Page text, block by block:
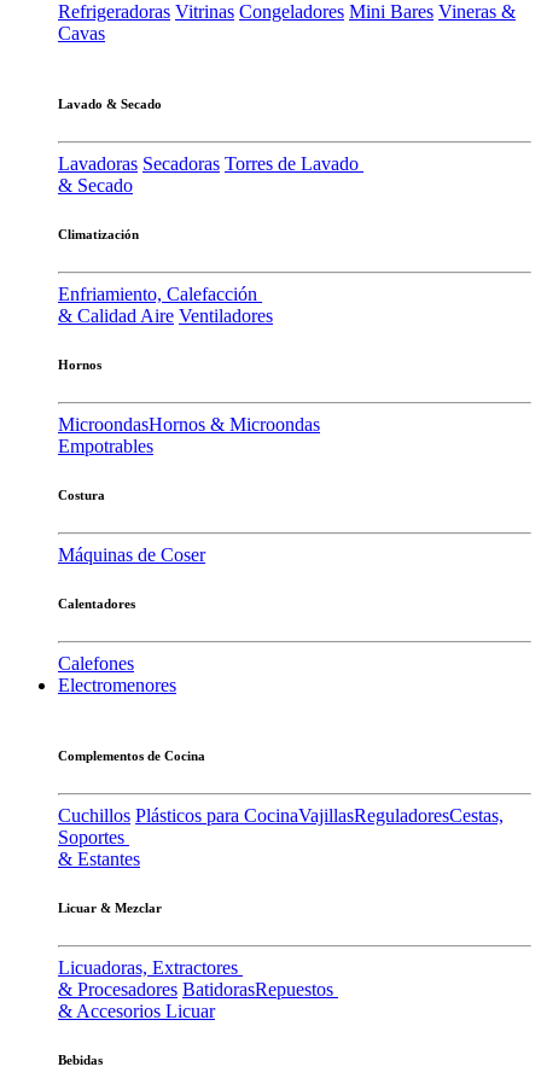
Refrigeradoras Vitrinas Congeladores Mini Bares Vineras &
Cavas
Lavado & Secado
Lavadoras Secadoras Torres de Lavado
& Secado
Climatización
Enfriamiento, Calefacción
& Calidad Aire Ventiladores
Hornos
MicroondasHornos & Microondas
Empotrables
Costura
Máquinas de Coser
Calentadores
Calefones
Electromenores
Complementos de Cocina
Cuchillos Plásticos para CocinaVajillasReguladoresCestas,
Soportes
& Estantes
Licuar & Mezclar
Licuadoras, Extractores
& Procesadores BatidorasRepuestos
& Accesorios Licuar
Bebidas